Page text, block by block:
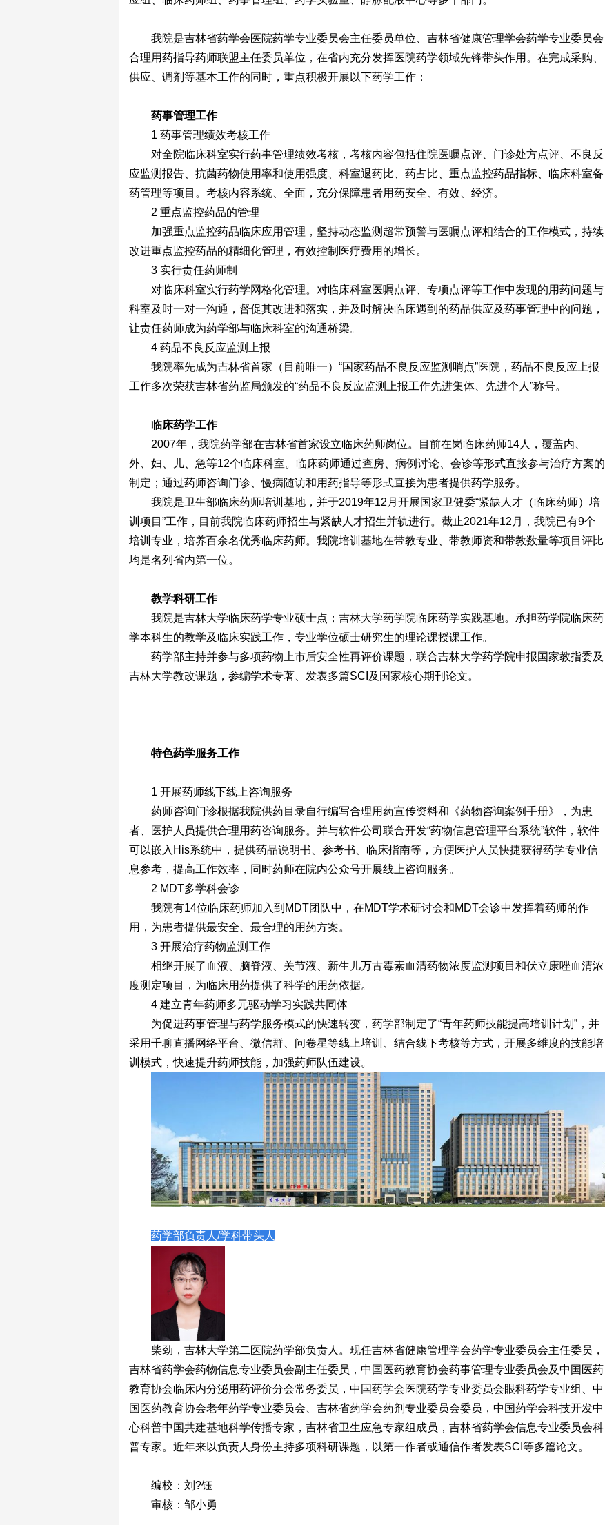
我院是吉林省药学会医院药学专业委员会主任委员单位、吉林省健康管理学会药学专业委员会
合理用药指导药师联盟主任委员单位，在省内充分发挥医院药学领域先锋带头作用。在完成采购、
供应、调剂等基本工作的同时，重点积极开展以下药学工作：
药事管理工作
1 药事管理绩效考核工作
对全院临床科室实行药事管理绩效考核，考核内容包括住院医嘱点评、门诊处方点评、不良反
应监测报告、抗菌药物使用率和使用强度、科室退药比、药占比、重点监控药品指标、临床科室备
药管理等项目。考核内容系统、全面，充分保障患者用药安全、有效、经济。
2 重点监控药品的管理
加强重点监控药品临床应用管理，坚持动态监测超常预警与医嘱点评相结合的工作模式，持续
改进重点监控药品的精细化管理，有效控制医疗费用的增长。
3 实行责任药师制
对临床科室实行药学网格化管理。对临床科室医嘱点评、专项点评等工作中发现的用药问题与
科室及时一对一沟通，督促其改进和落实，并及时解决临床遇到的药品供应及药事管理中的问题，
让责任药师成为药学部与临床科室的沟通桥梁。
4 药品不良反应监测上报
我院率先成为吉林省首家（目前唯一）“国家药品不良反应监测哨点”医院，药品不良反应上报
工作多次荣获吉林省药监局颁发的“药品不良反应监测上报工作先进集体、先进个人”称号。
临床药学工作
2007年，我院药学部在吉林省首家设立临床药师岗位。目前在岗临床药师14人，覆盖内、
外、妇、儿、急等12个临床科室。临床药师通过查房、病例讨论、会诊等形式直接参与治疗方案的
制定；通过药师咨询门诊、慢病随访和用药指导等形式直接为患者提供药学服务。
我院是卫生部临床药师培训基地，并于2019年12月开展国家卫健委“紧缺人才（临床药师）培
训项目”工作，目前我院临床药师招生与紧缺人才招生并轨进行。截止2021年12月，我院已有9个
培训专业，培养百余名优秀临床药师。我院培训基地在带教专业、带教师资和带教数量等项目评比
均是名列省内第一位。
教学科研工作
我院是吉林大学临床药学专业硕士点；吉林大学药学院临床药学实践基地。承担药学院临床药
学本科生的教学及临床实践工作，专业学位硕士研究生的理论课授课工作。
药学部主持并参与多项药物上市后安全性再评价课题，联合吉林大学药学院申报国家教指委及
吉林大学教改课题，参编学术专著、发表多篇SCI及国家核心期刊论文。
特色药学服务工作
1 开展药师线下线上咨询服务
药师咨询门诊根据我院供药目录自行编写合理用药宣传资料和《药物咨询案例手册》，为患
者、医护人员提供合理用药咨询服务。并与软件公司联合开发“药物信息管理平台系统”软件，软件
可以嵌入His系统中，提供药品说明书、参考书、临床指南等，方便医护人员快捷获得药学专业信
息参考，提高工作效率，同时药师在院内公众号开展线上咨询服务。
2 MDT多学科会诊
我院有14位临床药师加入到MDT团队中，在MDT学术研讨会和MDT会诊中发挥着药师的作
用，为患者提供最安全、最合理的用药方案。
3 开展治疗药物监测工作
相继开展了血液、脑脊液、关节液、新生儿万古霉素血清药物浓度监测项目和伏立康唑血清浓
度测定项目，为临床用药提供了科学的用药依据。
4 建立青年药师多元驱动学习实践共同体
为促进药事管理与药学服务模式的快速转变，药学部制定了“青年药师技能提高培训计划”，并
采用千聊直播网络平台、微信群、问卷星等线上培训、结合线下考核等方式，开展多维度的技能培
训模式，快速提升药师技能，加强药师队伍建设。
药学部负责人/学科带头人
柴劲，吉林大学第二医院药学部负责人。现任吉林省健康管理学会药学专业委员会主任委员，
吉林省药学会药物信息专业委员会副主任委员，中国医药教育协会药事管理专业委员会及中国医药
教育协会临床内分泌用药评价分会常务委员，中国药学会医院药学专业委员会眼科药学专业组、中
国医药教育协会老年药学专业委员会、吉林省药学会药剂专业委员会委员，中国药学会科技开发中
心科普中国共建基地科学传播专家，吉林省卫生应急专家组成员，吉林省药学会信息专业委员会科
普专家。近年来以负责人身份主持多项科研课题，以第一作者或通信作者发表SCI等多篇论文。
编校：刘?钰
审核：邹小勇